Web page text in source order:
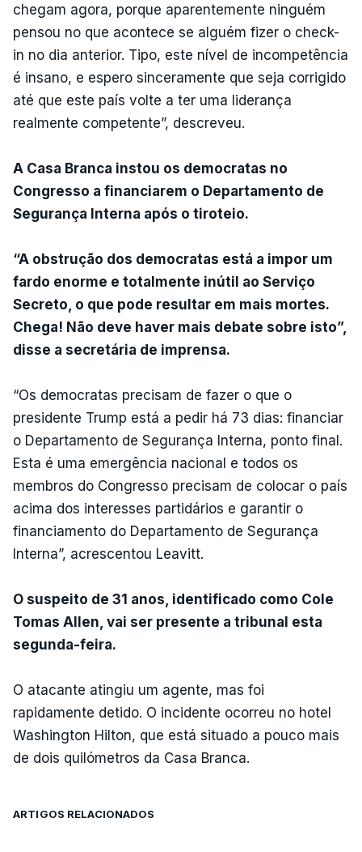
chegam agora, porque aparentemente ninguém
pensou no que acontece se alguém fizer o check-
in no dia anterior. Tipo, este nível de incompetência
é insano, e espero sinceramente que seja corrigido
até que este país volte a ter uma liderança
realmente competente”, descreveu.
A Casa Branca instou os democratas no
Congresso a financiarem o Departamento de
Segurança Interna após o tiroteio.
“A obstrução dos democratas está a impor um
fardo enorme e totalmente inútil ao Serviço
Secreto, o que pode resultar em mais mortes.
Chega! Não deve haver mais debate sobre isto”,
disse a secretária de imprensa.
“Os democratas precisam de fazer o que o
presidente Trump está a pedir há 73 dias: financiar
o Departamento de Segurança Interna, ponto final.
Esta é uma emergência nacional e todos os
membros do Congresso precisam de colocar o país
acima dos interesses partidários e garantir o
financiamento do Departamento de Segurança
Interna”, acrescentou Leavitt.
O suspeito de 31 anos, identificado como Cole
Tomas Allen, vai ser presente a tribunal esta
segunda-feira.
O atacante atingiu um agente, mas foi
rapidamente detido. O incidente ocorreu no hotel
Washington Hilton, que está situado a pouco mais
de dois quilómetros da Casa Branca.
ARTIGOS RELACIONADOS